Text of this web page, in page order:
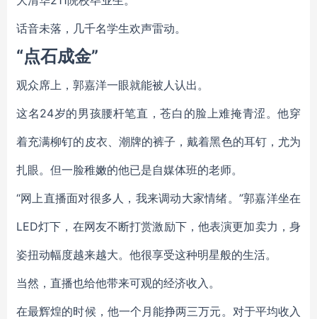
话音未落，几千名学生欢声雷动。
“点石成金”
观众席上，郭嘉洋一眼就能被人认出。
这名24岁的男孩腰杆笔直，苍白的脸上难掩青涩。他穿
着充满柳钉的皮衣、潮牌的裤子，戴着黑色的耳钉，尤为
扎眼。但一脸稚嫩的他已是自媒体班的老师。
“网上直播面对很多人，我来调动大家情绪。”郭嘉洋坐在
LED灯下，在网友不断打赏激励下，他表演更加卖力，身
姿扭动幅度越来越大。他很享受这种明星般的生活。
当然，直播也给他带来可观的经济收入。
在最辉煌的时候，他一个月能挣两三万元。对于平均收入